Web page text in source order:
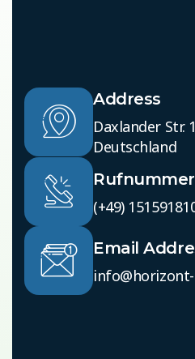
Address
Daxlander Str.
Deutschland
Rufnummer
(+49)
Email